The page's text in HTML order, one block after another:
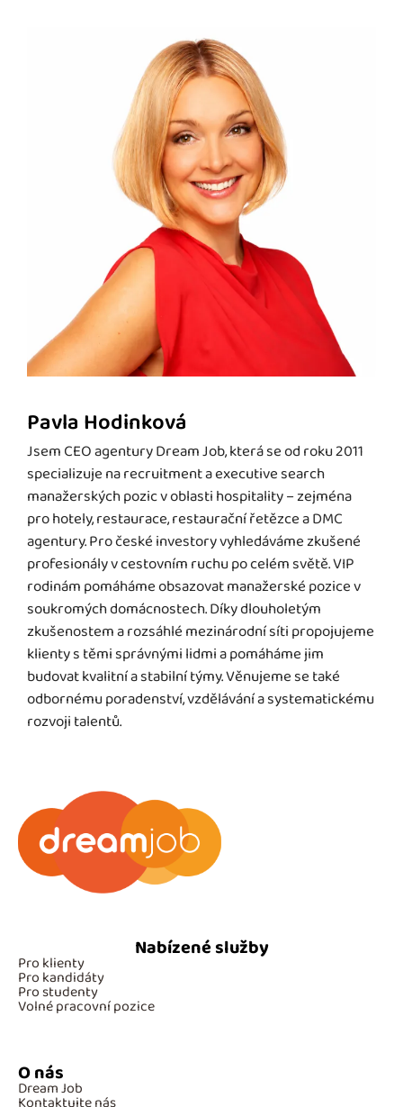
Pavla Hodinková
Jsem CEO agentury Dream Job, která se od roku 2011
specializuje na recruitment a executive search
manažerských pozic v oblasti hospitality – zejména
pro hotely, restaurace, restaurační řetězce a DMC
agentury. Pro české investory vyhledáváme zkušené
profesionály v cestovním ruchu po celém světě. VIP
rodinám pomáháme obsazovat manažerské pozice v
soukromých domácnostech. Díky dlouholetým
zkušenostem a rozsáhlé mezinárodní síti propojujeme
klienty s těmi správnými lidmi a pomáháme jim
budovat kvalitní a stabilní týmy. Věnujeme se také
odbornému poradenství, vzdělávání a systematickému
rozvoji talentů.
Nabízené služby
Pro klienty
Pro kandidáty
Pro studenty
Volné pracovní pozice
O nás
Dream Job